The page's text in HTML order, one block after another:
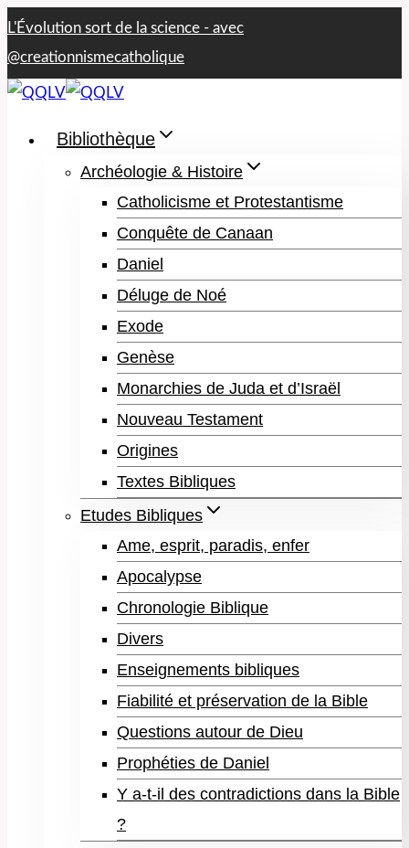
Aller
au
contenu
L'Évolution sort de la science - avec​
@creationnismecatholique
Bibliothèque
Archéologie & Histoire
Catholicisme et Protestantisme
Conquête de Canaan
Daniel
Déluge de Noé
Exode
Genèse
Monarchies de Juda et d’Israël
Nouveau Testament
Origines
Textes Bibliques
Etudes Bibliques
Ame, esprit, paradis, enfer
Apocalypse
Chronologie Biblique
Divers
Enseignements bibliques
Fiabilité et préservation de la Bible
Questions autour de Dieu
Prophéties de Daniel
Y a-t-il des contradictions dans la Bible
?